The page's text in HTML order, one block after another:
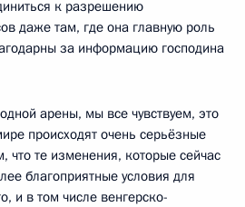
к разрешению
даже там, где она главную роль
за информацию господина
арены, мы все чувствуем, это
происходят очень серьёзные
те изменения, которые сейчас
благоприятные условия для
и в том числе венгерско-